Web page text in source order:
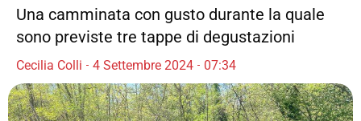
Una camminata con gusto durante la quale
sono previste tre tappe di degustazioni
Cecilia Colli 4 Settembre 2024 07:34